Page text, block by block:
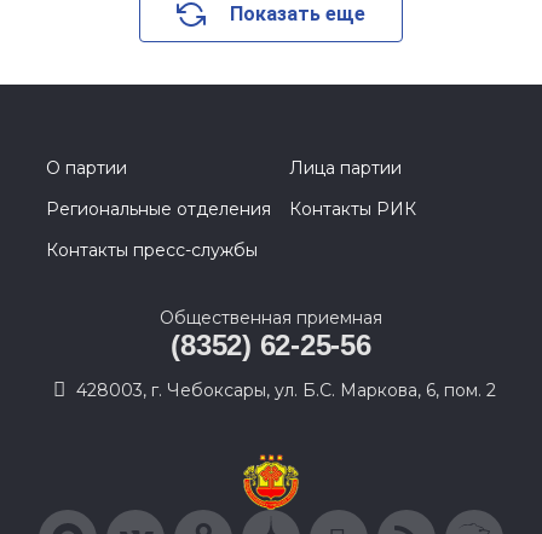
Показать еще
О партии
Лица партии
Региональные отделения
Контакты РИК
Контакты пресс-службы
Общественная приемная
(8352) 62-25-56
428003, г. Чебоксары, ул. Б.С. Маркова, 6, пом. 2